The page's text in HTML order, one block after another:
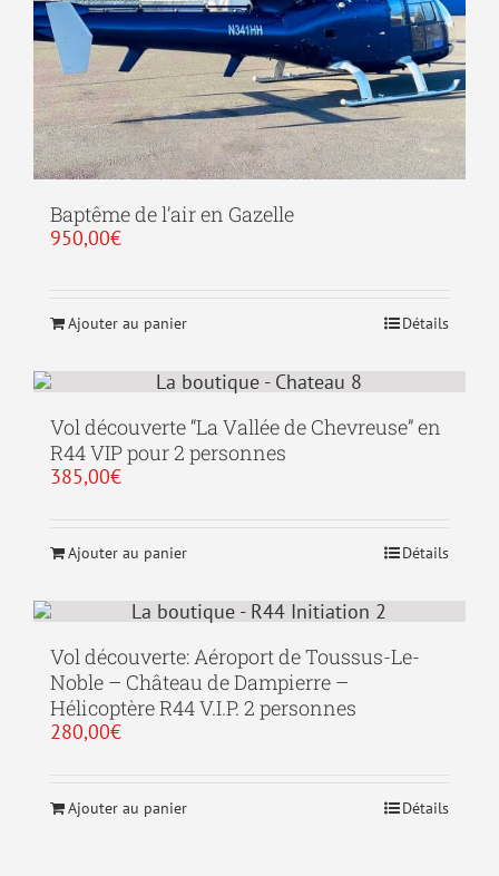
Baptême de l’air en Gazelle
950,00€
Ajouter au panier Détails
Vol découverte “La Vallée de Chevreuse” en
R44 VIP pour 2 personnes
385,00€
Ajouter au panier Détails
Vol découverte: Aéroport de Toussus-Le-
Noble – Château de Dampierre –
Hélicoptère R44 V.I.P. 2 personnes
280,00€
Ajouter au panier Détails